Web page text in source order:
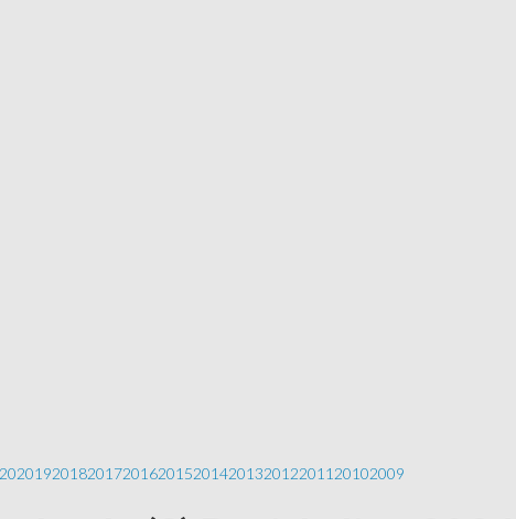
201920182017201620152014201320122011 20102009